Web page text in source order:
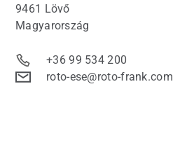
9461 Lövő
Magyarország
+36 99 534 200
roto-ese@roto-frank.com